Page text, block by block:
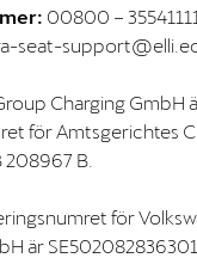
00800 –
seat-
Charging GmbH
för Amtsgerichtes
B.
för
är SE502082836301.